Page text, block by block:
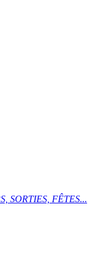
SORTIES, FÊTES...